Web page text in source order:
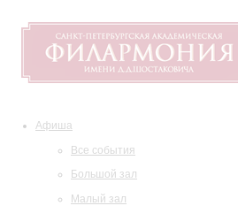
Афиша
Все события
Большой зал
Малый зал